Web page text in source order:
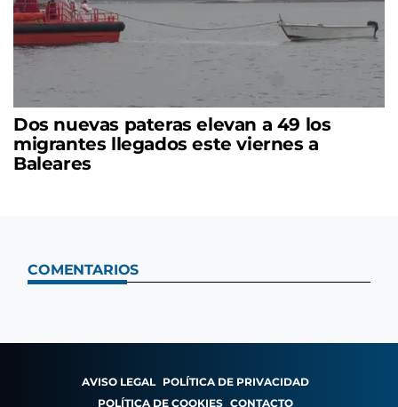
Dos nuevas pateras elevan a 49 los
migrantes llegados este viernes a
Baleares
COMENTARIOS
AVISO LEGAL POLÍTICA DE PRIVACIDAD
POLÍTICA DE COOKIES CONTACTO